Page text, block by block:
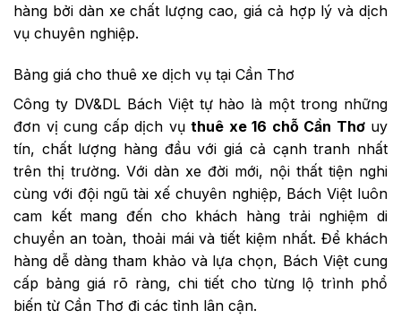
hàng bởi dàn xe chất lượng cao, giá cả hợp lý và dịch
vụ chuyên nghiệp.
Bảng giá cho thuê xe dịch vụ tại Cần Thơ
Công ty DV&DL Bách Việt tự hào là một trong những
đơn vị cung cấp dịch vụ thuê xe 16 chỗ Cần Thơuy
tín, chất lượng hàng đầu với giá cả cạnh tranh nhất
trên thị trường. Với dàn xe đời mới, nội thất tiện nghi
cùng với đội ngũ tài xế chuyên nghiệp, Bách Việt luôn
cam kết mang đến cho khách hàng trải nghiệm di
chuyển an toàn, thoải mái và tiết kiệm nhất. Để khách
hàng dễ dàng tham khảo và lựa chọn, Bách Việt cung
cấp bảng giá rõ ràng, chi tiết cho từng lộ trình phổ
biến từ Cần Thơ đi các tỉnh lân cận.